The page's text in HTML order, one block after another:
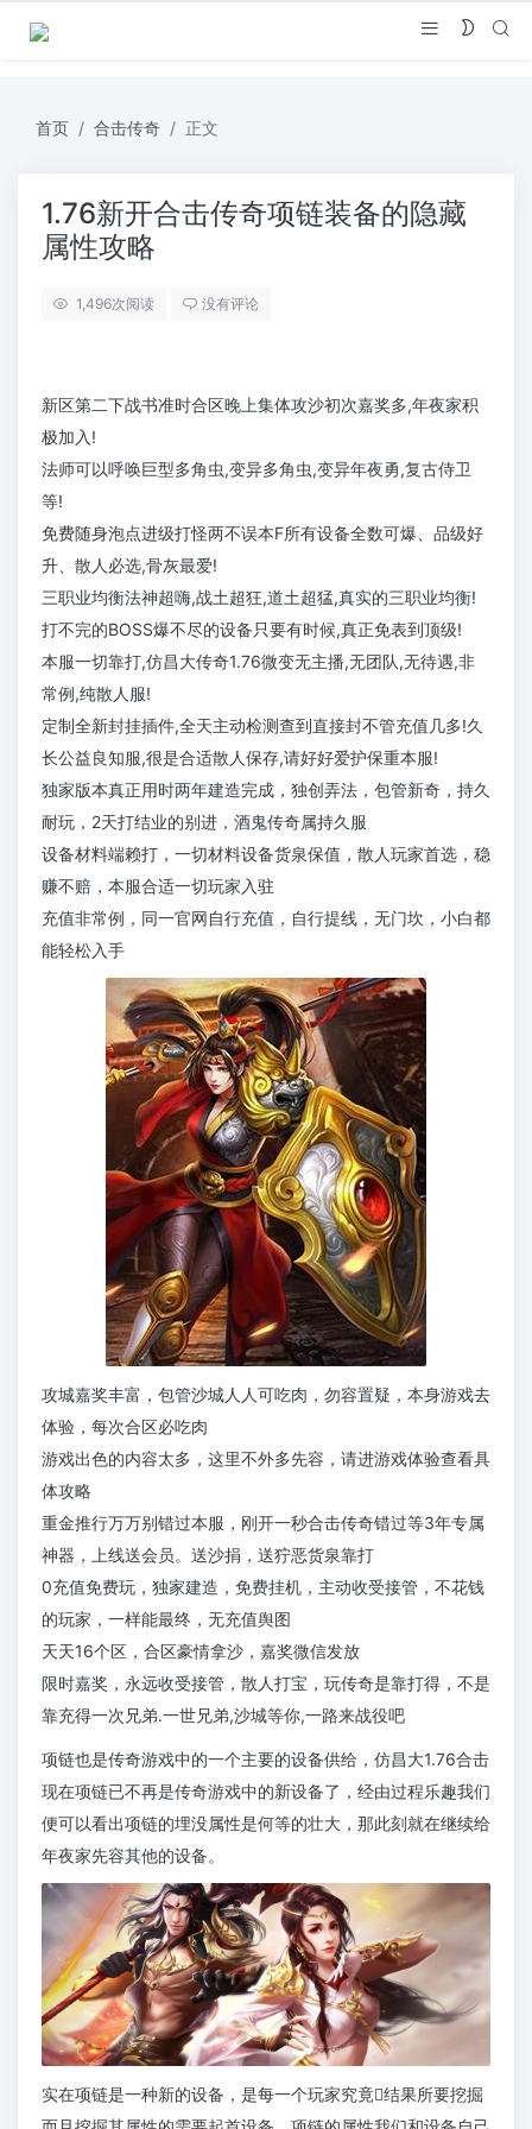
首页 合击传奇 正文
1.76新开合击传奇项链装备的隐藏
属性攻略
1,496次阅读 没有评论
新区第二下战书准时合区晚上集体攻沙初次嘉奖多,年夜家积
极加入!
法师可以呼唤巨型多角虫,变异多角虫,变异年夜勇,复古侍卫
等!
免费随身泡点进级打怪两不误本F所有设备全数可爆、品级好
升、散人必选,骨灰最爱!
三职业均衡法神超嗨,战土超狂,道土超猛,真实的三职业均衡!
打不完的BOSS爆不尽的设备只要有时候,真正免表到顶级!
本服一切靠打,仿昌大传奇1.76微变无主播,无团队,无待遇,非
常例,纯散人服!
定制全新封挂插件,全天主动检测查到直接封不管充值几多!久
长公益良知服,很是合适散人保存,请好好爱护保重本服!
独家版本真正用时两年建造完成，独创弄法，包管新奇，持久
耐玩，2天打结业的别进，酒鬼传奇属持久服
设备材料端赖打，一切材料设备货泉保值，散人玩家首选，稳
赚不赔，本服合适一切玩家入驻
充值非常例，同一官网自行充值，自行提线，无门坎，小白都
能轻松入手
攻城嘉奖丰富，包管沙城人人可吃肉，勿容置疑，本身游戏去
体验，每次合区必吃肉
游戏出色的内容太多，这里不外多先容，请进游戏体验查看具
体攻略
重金推行万万别错过本服，刚开一秒合击传奇错过等3年专属
神器，上线送会员。送沙捐，送狞恶货泉靠打
0充值免费玩，独家建造，免费挂机，主动收受接管，不花钱
的玩家，一样能最终，无充值舆图
天天16个区，合区豪情拿沙，嘉奖微信发放
限时嘉奖，永远收受接管，散人打宝，玩传奇是靠打得，不是
靠充得一次兄弟.一世兄弟,沙城等你,一路来战役吧
项链也是传奇游戏中的一个主要的设备供给，仿昌大1.76合击
现在项链已不再是传奇游戏中的新设备了，经由过程乐趣我们
便可以看出项链的埋没属性是何等的壮大，那此刻就在继续给
年夜家先容其他的设备。
实在项链是一种新的设备，是每一个玩家究竟结果所要挖掘